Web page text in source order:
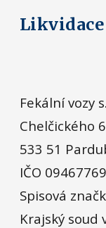
Fekální vozy
Chelčického
533 51
IČO
Spisová
Krajský soud